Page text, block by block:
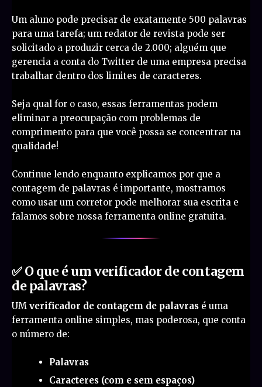
Um aluno pode precisar de exatamente 500 palavras
para uma tarefa; um redator de revista pode ser
solicitado a produzir cerca de 2.000; alguém que
gerencia a conta do Twitter de uma empresa precisa
trabalhar dentro dos limites de caracteres.
Seja qual for o caso, essas ferramentas podem
eliminar a preocupação com problemas de
comprimento para que você possa se concentrar na
qualidade!
Continue lendo enquanto explicamos por que a
contagem de palavras é importante, mostramos
como usar um corretor pode melhorar sua escrita e
falamos sobre nossa ferramenta online gratuita.
✅ O que é um verificador de contagem
de palavras?
UM verificador de contagem de palavras é uma
ferramenta online simples, mas poderosa, que conta
o número de:
Palavras
Caracteres (com e sem espaços)